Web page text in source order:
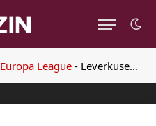
Europa League - Leverkusens Frust nach Europapokal-Aus riesig: „Nicht unser Anspruch“